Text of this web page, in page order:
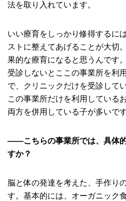
法を取り入れています。
いい療育をしっかり修得するに
ストに整えてあげることが大切
果的な療育になると思うんです
受診しないとここの事業所を利
で、クリニックだけを受診して
この事業所だけを利用している
両方を併用している子が多いです
――こちらの事業所では、具体
すか？
脳と体の発達を考えた、手作り
す。基本的には、オーガニック